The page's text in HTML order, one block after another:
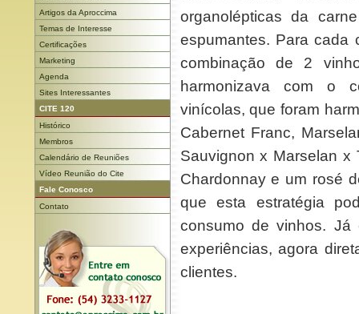
Artigos da Aproccima
Temas de Interesse
Certificações
Marketing
Agenda
Sites Interessantes
CITE 120
Histórico
Membros
Calendário de Reuniões
Vídeo Reunião do Cite
Fale Conosco
Contato
organolépticas da
espumantes. Para cada
combinação de 2
harmonizava com o
vinícolas, que foram
Cabernet Franc,
Sauvignon x Marselan x
Chardonnay e um rosé
que esta estratégia
consumo de vinhos. Já
experiências, agora
clientes.